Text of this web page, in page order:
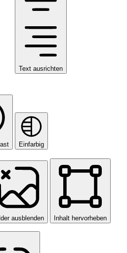
Text ausrichten
Einfarbig
ausblenden Inhalt hervorheben